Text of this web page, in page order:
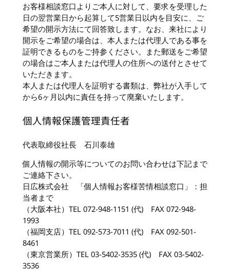
お客様相談窓口よりご本人に対して、要求を受理した
日の翌営業日から起算して5営業日以内を目安に、ご
希望の開示方法にて回答致します。なお、来社により
開示をご希望の場合は、本人または代理人である事を
証明できるものをご持参ください。また郵送をご希望
の場合はご本人または代理人の住所への送付とさせて
いただきます。
本人または代理人を証明する書類は、弊社が入手して
から6ヶ月以内に責任を持って廃棄いたします。
個人情報保護管理責任者
代表取締役社長 石川泰雄
個人情報の開示等についてのお問い合わせは下記まで
ご連絡下さい。
日広株式会社 「個人情報お客様苦情相談窓口」：担
当者まで
（大阪本社）TEL 072-948-1151 (代) FAX 072-948-
1993
（福岡支店）TEL 092-573-7011 (代) FAX 092-501-
8461
（東京営業所）TEL 03-5402-3535 (代) FAX 03-5402-
3536